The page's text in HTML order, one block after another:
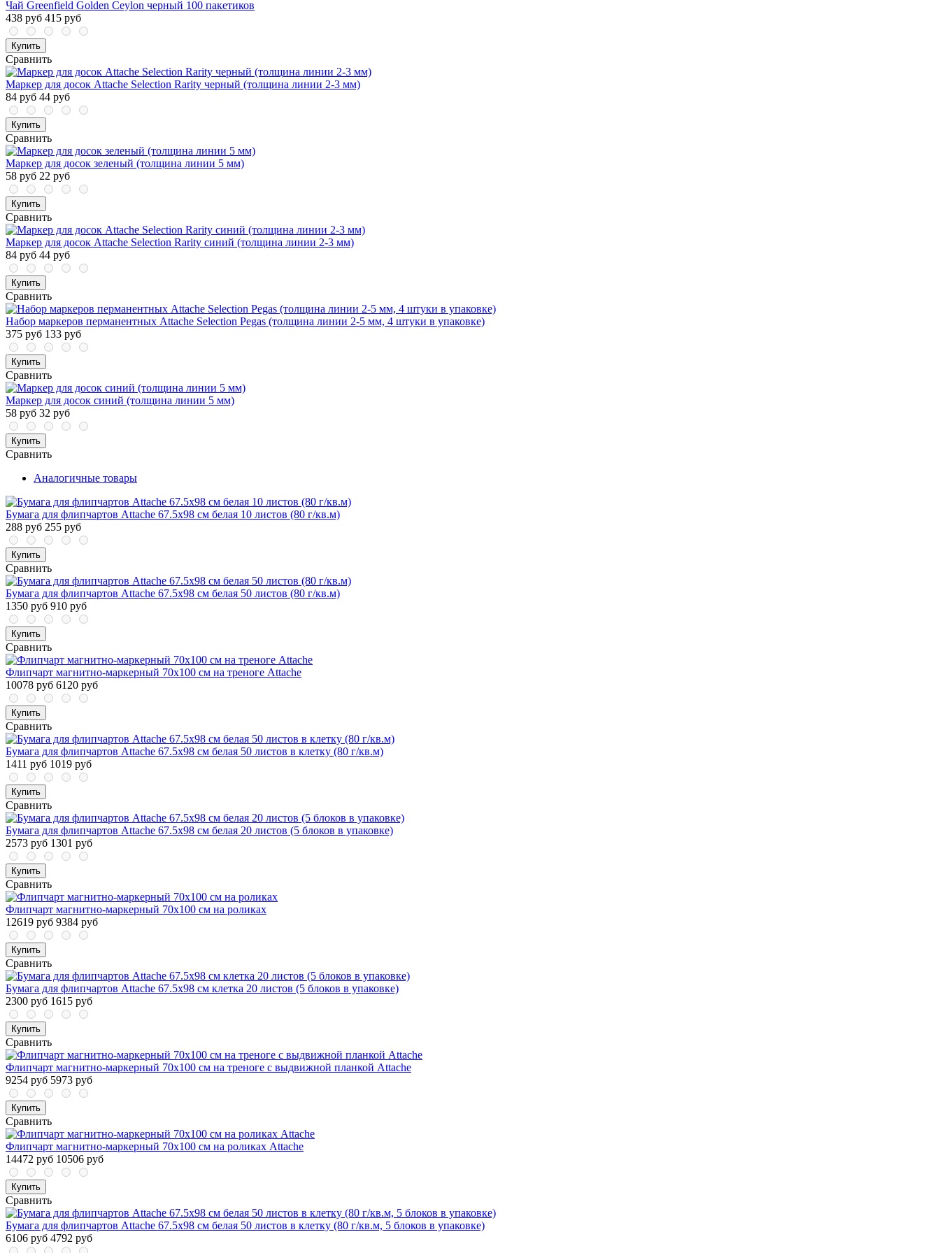
Чай Greenfield Golden Ceylon черный 100 пакетиков
438 руб 415 руб
Купить
Сравнить
Маркер для досок Attache Selection Rarity черный (толщина линии 2-3 мм)
84 руб 44 руб
Купить
Сравнить
Маркер для досок зеленый (толщина линии 5 мм)
58 руб 22 руб
Купить
Сравнить
Маркер для досок Attache Selection Rarity синий (толщина линии 2-3 мм)
84 руб 44 руб
Купить
Сравнить
Набор маркеров перманентных Attache Selection Pegas (толщина линии 2-5 мм, 4 штуки в упаковке)
375 руб 133 руб
Купить
Сравнить
Маркер для досок синий (толщина линии 5 мм)
58 руб 32 руб
Купить
Сравнить
Аналогичные товары
Бумага для флипчартов Attache 67.5х98 см белая 10 листов (80 г/кв.м)
288 руб 255 руб
Купить
Сравнить
Бумага для флипчартов Attache 67.5х98 см белая 50 листов (80 г/кв.м)
1350 руб 910 руб
Купить
Сравнить
Флипчарт магнитно-маркерный 70х100 см на треноге Attache
10078 руб 6120 руб
Купить
Сравнить
Бумага для флипчартов Attache 67.5х98 см белая 50 листов в клетку (80 г/кв.м)
1411 руб 1019 руб
Купить
Сравнить
Бумага для флипчартов Attache 67.5х98 см белая 20 листов (5 блоков в упаковке)
2573 руб 1301 руб
Купить
Сравнить
Флипчарт магнитно-маркерный 70х100 см на роликах
12619 руб 9384 руб
Купить
Сравнить
Бумага для флипчартов Attache 67.5х98 см клетка 20 листов (5 блоков в упаковке)
2300 руб 1615 руб
Купить
Сравнить
Флипчарт магнитно-маркерный 70х100 см на треноге с выдвижной планкой Attache
9254 руб 5973 руб
Купить
Сравнить
Флипчарт магнитно-маркерный 70х100 см на роликах Attache
14472 руб 10506 руб
Купить
Сравнить
Бумага для флипчартов Attache 67.5х98 см белая 50 листов в клетку (80 г/кв.м, 5 блоков в упаковке)
6106 руб 4792 руб